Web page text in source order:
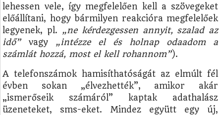
lehessen vele, így megfelelően kell a szövegeket
előállítani, hogy bármilyen reakcióra megfelelőek
legyenek, pl. „ne kérdezgessen annyit, szalad az
idő”vagy „intézze el és holnap odaadom a
számlát hozzá, most el kell rohannom”).
A telefonszámok hamisíthatóságát az elmúlt fél
évben sokan „élvezhették”, amikor akár
„ismerőseik számáról” kaptak adathalász
üzeneteket, sms-eket. Mindez együtt egy új,